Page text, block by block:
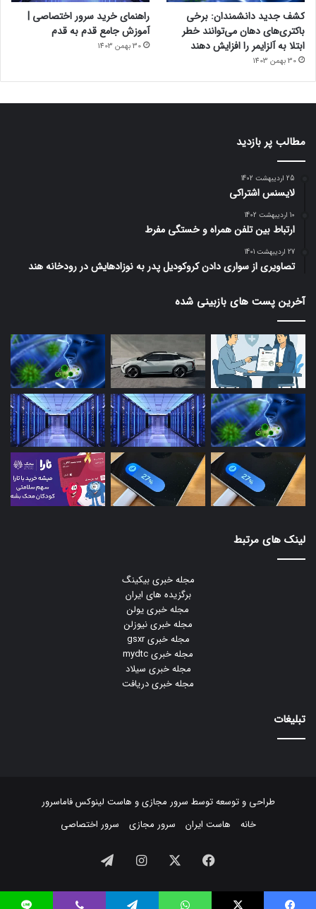
کشف جدید دانشمندان: برخی
باکتری‌های دهان می‌توانند خطر
ابتلا به آلزایمر را افزایش دهند
30 بهمن 1403
راهنمای خرید سرور اختصاصی |
آموزش جامع قدم به قدم
30 بهمن 1403
مطالب پر بازدید
25 اردیبهشت 1402
لایسنس اشتراکی
10 اردیبهشت 1402
ارتباط بین تلفن همراه و خستگی مفرط
27 اردیبهشت 1401
تصاویری از سواری دادن کروکودیل پدر به نوزادهایش در رودخانه هند
آخرین پست های بازبینی شده
لینک های مرتبط
مجله خبری بیکینگ
برگزیده های ایران
مجله خبری یولن
مجله خبری نیوزلن
مجله خبری gsxr
مجله خبری mydtc
مجله خبری سیلاد
مجله خبری دریافت
تبلیغات
طراحی و توسعه توسط سرور مجازیو هاست لینوکسفاماسرور
خانه
هاست ایران سرور مجازی سرور اختصاصی
فیسبوک ایکس اینستاگرام